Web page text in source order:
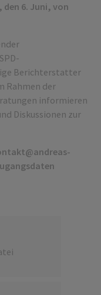
6. Juni, von
Berichterstatter
Rahmen der
informieren
Diskussionen zur